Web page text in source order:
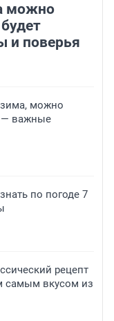
можно
и поверья
можно
— важные
по погоде 7
рецепт
самым вкусом из